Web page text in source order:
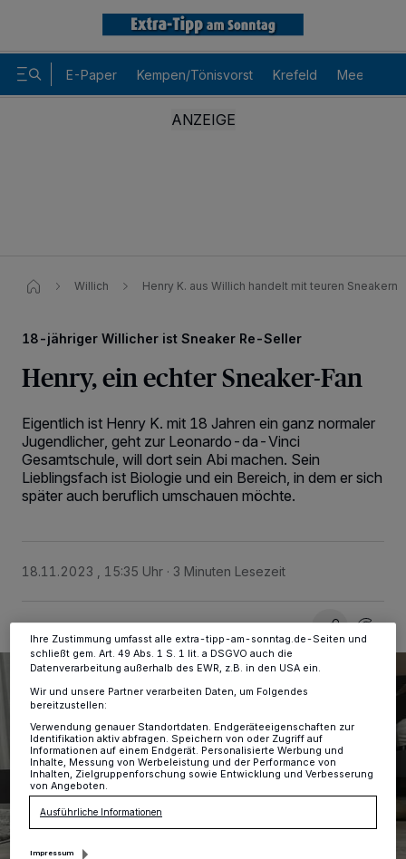
E-Paper Kempen/Tönisvorst Krefeld Meerbusch
Willich Henry K. aus Willich handelt mit teuren Sneakern
18-jähriger Willicher ist Sneaker Re-Seller
Henry, ein echter Sneaker-Fan
Eigentlich ist Henry K. mit 18 Jahren ein ganz normaler
Jugendlicher, geht zur Leonardo-da-Vinci
Gesamtschule, will dort sein Abi machen. Sein
Lieblingsfach ist Biologie und ein Bereich, in dem er sich
später auch beruflich umschauen möchte.
18.11.2023 , 15:35 Uhr 3 Minuten Lesezeit
Wir und unsere218-Partner speichern und greifen auf
personenbezogene Daten wie Browserdaten oder eindeutige
Kennungen auf Ihrem Gerät zu. Durch Auswahl von OK aktivieren Sie
Tracking-Technologien für die unter „Wir und unsere Partner
ändern oder Ihre Einwilligung zu widerrufen, indem Sie auf den Link
Ihre Zustimmung umfasst alle extra-tipp-am-sonntag.de-Seiten und
schließt gem. Art. 49 Abs. 1 S. 1 lit. a DSGVO auch die
Datenverarbeitung außerhalb des EWR, z.B. in den USA ein.
Wir und unsere Partner verarbeiten Daten, um Folgendes
bereitzustellen:
Verwendung genauer Standortdaten. Endgeräteeigenschaften zur
Identifikation aktiv abfragen. Speichern von oder Zugriff auf
Informationen auf einem Endgerät. Personalisierte Werbung und
Inhalte, Messung von Werbeleistung und der Performance von
Inhalten, Zielgruppenforschung sowie Entwicklung und Verbesserung
von Angeboten.
Ausführliche Informationen
Impressum